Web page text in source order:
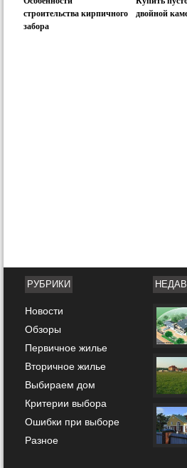
строительства кирпичного
забора
двойной
РУБРИКИ
Новости
Обзоры
Первичное жилье
Вторичное жилье
Выбираем дом
Критерии выбора
Ошибки при выборе
Разное